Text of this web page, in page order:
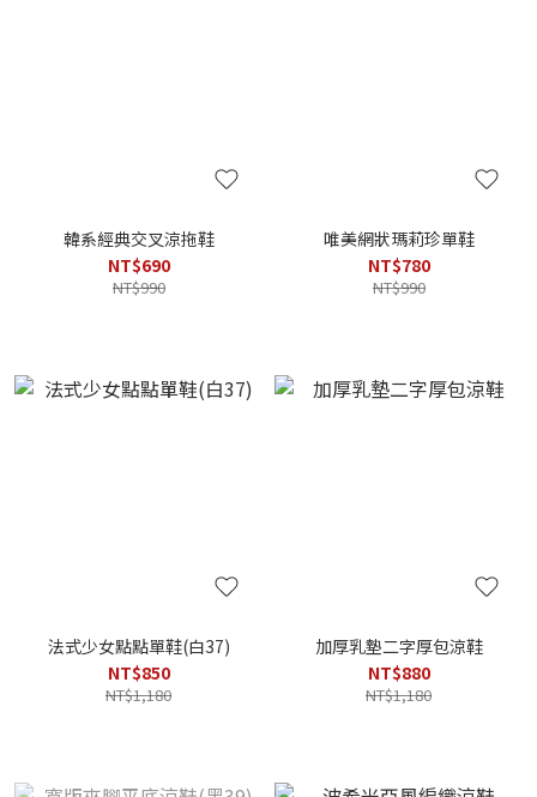
韓系經典交叉涼拖鞋
NT$690
NT$990
唯美網狀瑪莉珍單鞋
NT$780
NT$990
法式少女點點單鞋(白37)
NT$850
NT$1,180
加厚乳墊二字厚包涼鞋
NT$880
NT$1,180